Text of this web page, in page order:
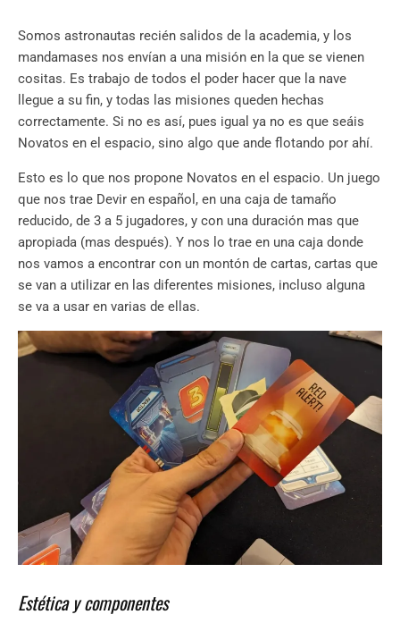
Somos astronautas recién salidos de la academia, y los
mandamases nos envían a una misión en la que se vienen
cositas. Es trabajo de todos el poder hacer que la nave
llegue a su fin, y todas las misiones queden hechas
correctamente. Si no es así, pues igual ya no es que seáis
Novatos en el espacio, sino algo que ande flotando por ahí.
Esto es lo que nos propone Novatos en el espacio. Un juego
que nos trae Devir en español, en una caja de tamaño
reducido, de 3 a 5 jugadores, y con una duración mas que
apropiada (mas después). Y nos lo trae en una caja donde
nos vamos a encontrar con un montón de cartas, cartas que
se van a utilizar en las diferentes misiones, incluso alguna
se va a usar en varias de ellas.
Estética y componentes